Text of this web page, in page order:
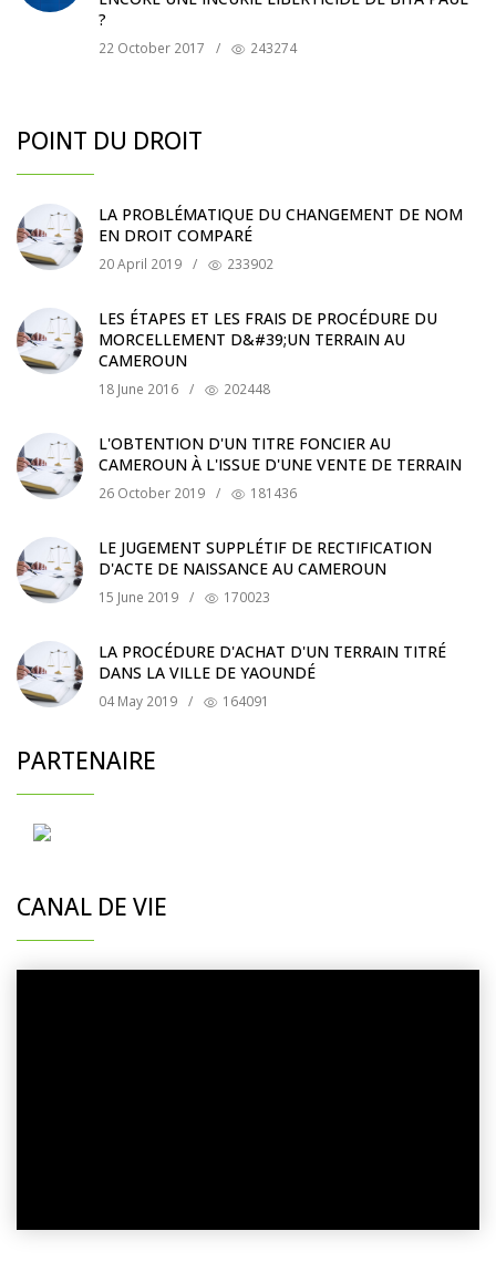
?
22 October 2017 / 243274
POINT DU DROIT
LA PROBLÉMATIQUE DU CHANGEMENT DE NOM
EN DROIT COMPARÉ
20 April 2019 / 233902
LES ÉTAPES ET LES FRAIS DE PROCÉDURE DU
MORCELLEMENT D&#39;UN TERRAIN AU
CAMEROUN
18 June 2016 / 202448
L'OBTENTION D'UN TITRE FONCIER AU
CAMEROUN À L'ISSUE D'UNE VENTE DE TERRAIN
26 October 2019 / 181436
LE JUGEMENT SUPPLÉTIF DE RECTIFICATION
D'ACTE DE NAISSANCE AU CAMEROUN
15 June 2019 / 170023
LA PROCÉDURE D'ACHAT D'UN TERRAIN TITRÉ
DANS LA VILLE DE YAOUNDÉ
04 May 2019 / 164091
PARTENAIRE
CANAL DE VIE